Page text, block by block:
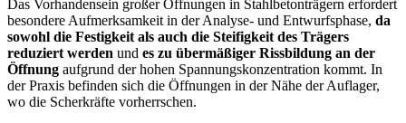
Das Vorhandensein großer Öffnungen in Stahlbetonträgern erfordert
besondere Aufmerksamkeit in der Analyse- und Entwurfsphase, da
sowohl die Festigkeit als auch die Steifigkeit des Trägers
reduziert werden und es zu übermäßiger Rissbildung an der
Öffnung aufgrund der hohen Spannungskonzentration kommt. In
der Praxis befinden sich die Öffnungen in der Nähe der Auflager,
wo die Scherkräfte vorherrschen.